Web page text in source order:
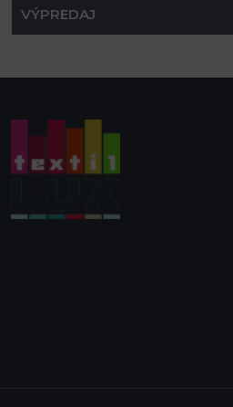
VÝPREDAJ